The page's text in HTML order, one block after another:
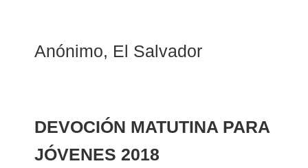
Anónimo, El Salvador
DEVOCIÓN MATUTINA PARA
JÓVENES 2018